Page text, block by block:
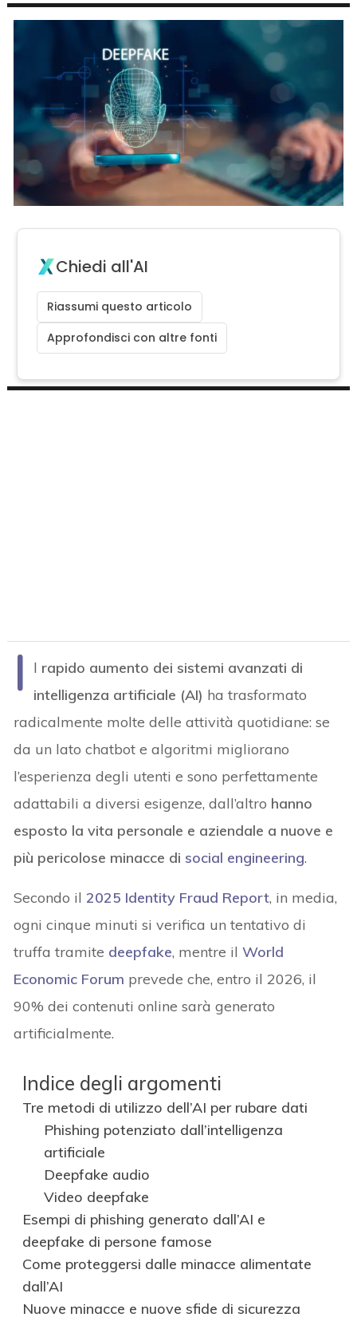
Chiedi all'AI
Riassumi questo articolo
Approfondisci con altre fonti
I l rapido aumento dei sistemi avanzati di
intelligenza artificiale (AI) ha trasformato
radicalmente molte delle attività quotidiane: se
da un lato chatbot e algoritmi migliorano
l’esperienza degli utenti e sono perfettamente
adattabili a diversi esigenze, dall’altro hanno
esposto la vita personale e aziendale a nuove e
più pericolose minacce di social engineering.
Secondo il2025 Identity Fraud Report, in media,
ogni cinque minuti si verifica un tentativo di
truffa tramite deepfake, mentre ilWorld
Economic Forum prevede che, entro il 2026, il
90% dei contenuti online sarà generato
artificialmente.
Indice degli argomenti
Tre metodi di utilizzo dell’AI per rubare dati
Phishing potenziato dall’intelligenza
artificiale
Deepfake audio
Video deepfake
Esempi di phishing generato dall’AI e
deepfake di persone famose
Come proteggersi dalle minacce alimentate
dall’AI
Nuove minacce e nuove sfide di sicurezza